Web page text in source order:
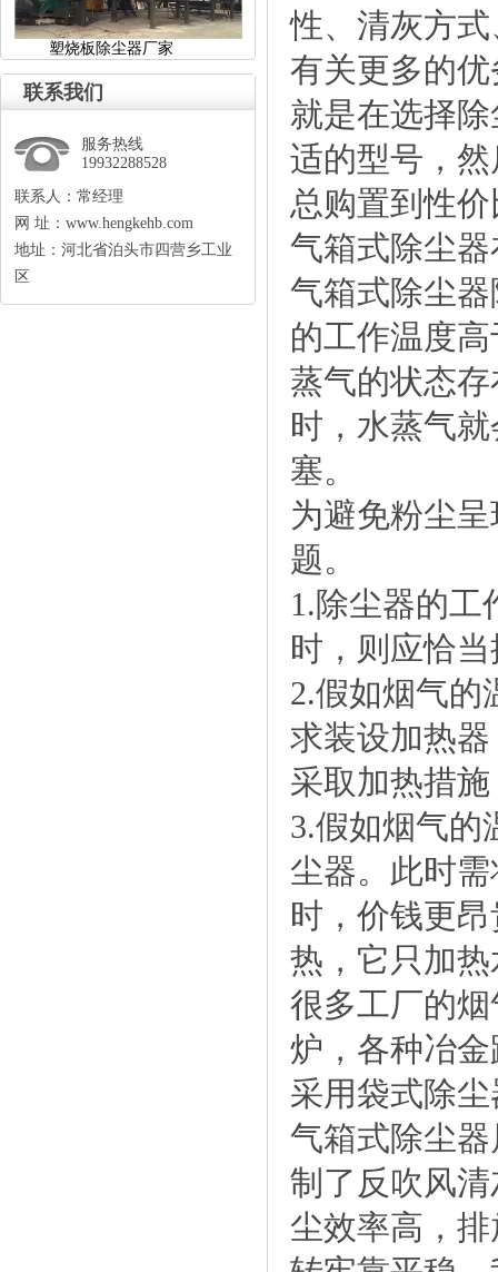
塑烧板除尘器厂家
联系我们
服务热线
19932288528
联系人：常经理
网址：www.hengkehb.com
地址：河北省泊头市四营乡工业
区
性、清灰方
有关更多的
就是在选择
适的型号，
总购置到性
气箱式除尘
气箱式除尘
的工作温度
蒸气的状态
时，水蒸气
塞。
为避免粉尘
题。
1.除尘器的
时，则应恰
2.假如烟气的
求装设加热
采取加热措
3.假如烟气的
尘器。此时
时，价钱更
热，它只加
很多工厂的
炉，各种冶
采用袋式除
气箱式除尘
制了反吹风
尘效率高，